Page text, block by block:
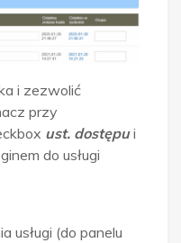
i zezwolić
przy
ust. dostępui
do usługi
usługi (do panelu